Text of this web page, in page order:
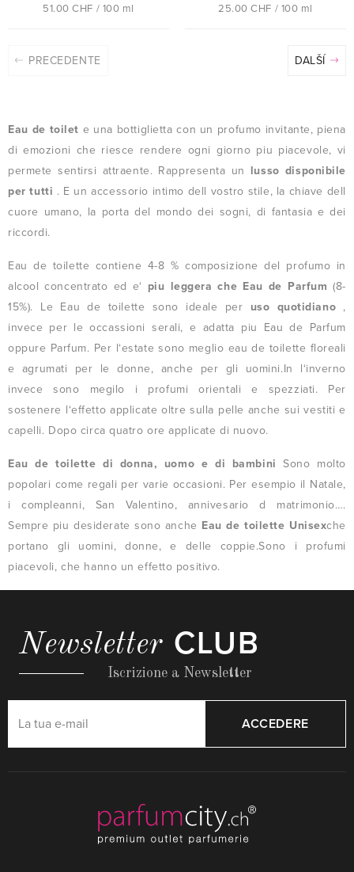
51.00 CHF / 100 ml 25.00 CHF / 100 ml
PRECEDENTE DALŠÍ
Eau de toilet e una bottiglietta con un profumo invitante, piena
di emozioni che riesce rendere ogni giorno piu piacevole, vi
permete sentirsi attraente. Rappresenta un lusso disponibile
per tutti . E un accessorio intimo dell vostro stile, la chiave dell
cuore umano, la porta del mondo dei sogni, di fantasia e dei
riccordi.
Eau de toilette contiene 4-8 % composizione del profumo in
alcool concentrato ed e‘ piu leggera che Eau de Parfum (8-
15%). Le Eau de toilette sono ideale per uso quotidiano ,
invece per le occassioni serali, e adatta piu Eau de Parfum
oppure Parfum. Per l‘estate sono meglio eau de toilette floreali
e agrumati per le donne, anche per gli uomini.In l‘inverno
invece sono megilo i profumi orientali e spezziati. Per
sostenere l‘effetto applicate oltre sulla pelle anche sui vestiti e
capelli. Dopo circa quatro ore applicate di nuovo.
Eau de toilette di donna, uomo e di bambini Sono molto
popolari come regali per varie occasioni. Per esempio il Natale,
i compleanni, San Valentino, annivesario d matrimonio….
Sempre piu desiderate sono anche Eau de toilette Unisexche
portano gli uomini, donne, e delle coppie.Sono i profumi
piacevoli, che hanno un effetto positivo.
Newsletter CLUB
Iscrizione a Newsletter
ACCEDERE